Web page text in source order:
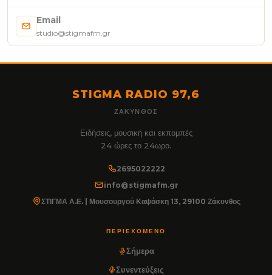
Email
studio@stigmafm.gr
STIGMA RADIO 97,6
ΖΆΚΥΝΘΟΣ
Ειδήσεις, μουσική και εκπομπές
24 ώρες το 24ωρο.
2695022222
info@stigmafm.gr
ΣΤΙΓΜΑ Α.Ε. | Μουσουργού Καψάσκη 13, 29100 Ζάκυνθος
ΠΕΡΙΕΧΌΜΕΝΟ
Σήμερα
Συνεντεύξεις